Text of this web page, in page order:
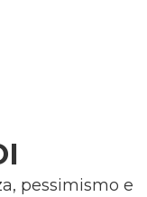
pessimismo e